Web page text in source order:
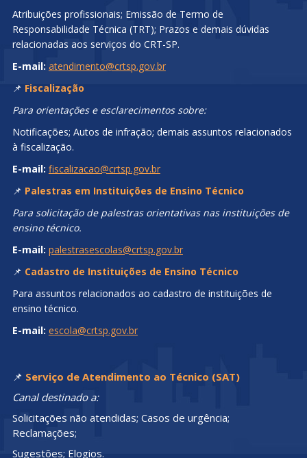
Atribuições profissionais; Emissão de Termo de
Responsabilidade Técnica (TRT); Prazos e demais dúvidas
relacionadas aos serviços do CRT-SP.
E-mail: atendimento@crtsp.gov.br
📌 Fiscalização
Para orientações e esclarecimentos sobre:
Notificações; Autos de infração; demais assuntos relacionados
à fiscalização.
E-mail: fiscalizacao@crtsp.gov.br
📌 Palestras em Instituições de Ensino Técnico
Para solicitação de palestras orientativas nas instituições de
ensino técnico.
E-mail: palestrasescolas@crtsp.gov.br
📌 Cadastro de Instituições de Ensino Técnico
Para assuntos relacionados ao cadastro de instituições de
ensino técnico.
E-mail: escola@crtsp.gov.br
📌 Serviço de Atendimento ao Técnico (SAT)
Canal destinado a:
Solicitações não atendidas; Casos de urgência;
Reclamações;
Sugestões; Elogios.